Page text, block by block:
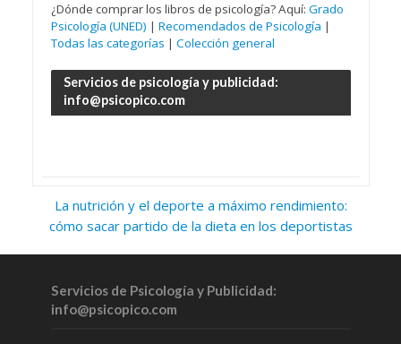
¿Dónde comprar los libros de psicología? Aquí: Grado
Psicología (UNED) | Recomendados de Psicología |
Todas las categorías | Colección general
Servicios de psicología y publicidad:
info@psicopico.com
La nutrición y el deporte a máximo rendimiento:
cómo sacar partido de la dieta en los deportistas
Servicios de Psicología y Publicidad:
info@psicopico.com